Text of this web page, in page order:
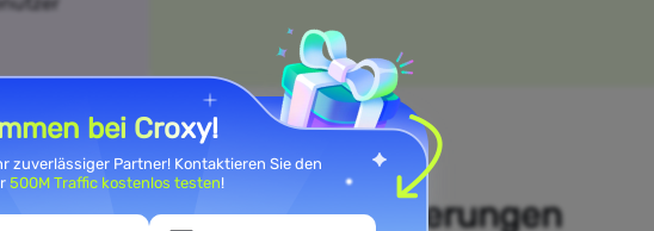
Anwendungsfallanforderungen
bei Croxy!
zuverlässiger Partner! Kontaktieren Sie den
500M Traffic kostenlos testen!